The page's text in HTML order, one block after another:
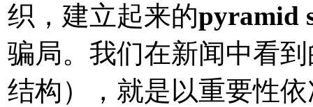
织，建立起来的pyramid
骗局。我们在新闻中看
结构），就是以重要性